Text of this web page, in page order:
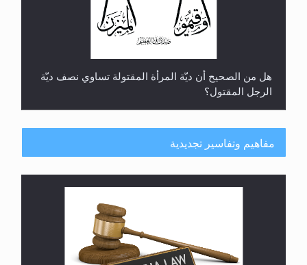
هل من الصحيح أن ديّة المرأة المقتولة تساوي نصف ديّة
الرجل المقتول؟
مفاهيم وتفاسير تجديدية